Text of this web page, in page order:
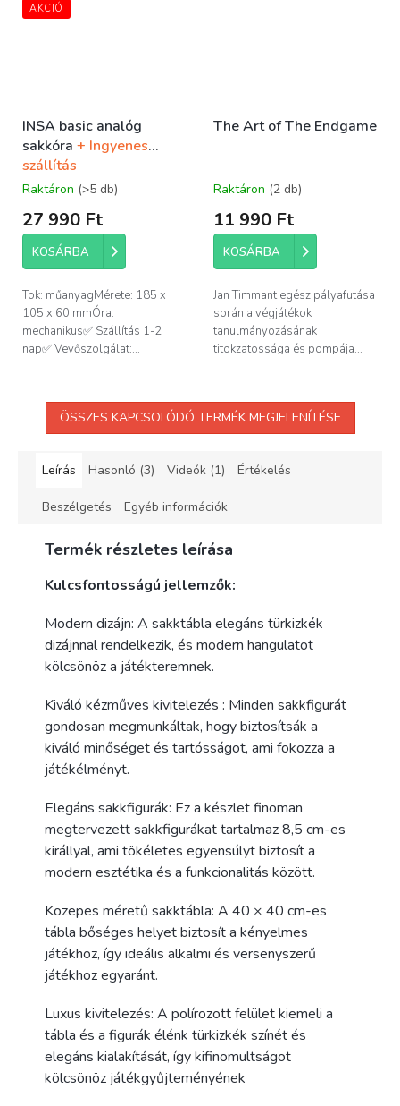
AKCIÓ
INSA basic analóg
sakkóra + Ingyenes
szállítás
Raktáron (>5 db)
27 990 Ft
KOSÁRBA
Tok: műanyagMérete: 185 x
105 x 60 mmÓra:
mechanikus✅ Szállítás 1-2
nap✅ Vevőszolgálat:...
The Art of The Endgame
Raktáron (2 db)
11 990 Ft
KOSÁRBA
Jan Timmant egész pályafutása
során a végjátékok
tanulmányozásának
titokzatossága és pompája...
ÖSSZES KAPCSOLÓDÓ TERMÉK MEGJELENÍTÉSE
Leírás Hasonló (3) Videók (1) Értékelés
Beszélgetés Egyéb információk
Termék részletes leírása
Kulcsfontosságú jellemzők:
Modern dizájn: A sakktábla elegáns türkizkék
dizájnnal rendelkezik, és modern hangulatot
kölcsönöz a játékteremnek.
Kiváló kézműves kivitelezés : Minden sakkfigurát
gondosan megmunkáltak, hogy biztosítsák a
kiváló minőséget és tartósságot, ami fokozza a
játékélményt.
Elegáns sakkfigurák: Ez a készlet finoman
megtervezett sakkfigurákat tartalmaz 8,5 cm-es
királlyal, ami tökéletes egyensúlyt biztosít a
modern esztétika és a funkcionalitás között.
Közepes méretű sakktábla: A 40 × 40 cm-es
tábla bőséges helyet biztosít a kényelmes
játékhoz, így ideális alkalmi és versenyszerű
játékhoz egyaránt.
Luxus kivitelezés: A polírozott felület kiemeli a
tábla és a figurák élénk türkizkék színét és
elegáns kialakítását, így kifinomultságot
kölcsönöz játékgyűjteményének